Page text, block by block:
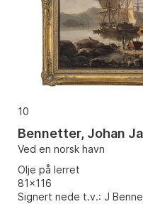
10
Bennetter, Johan
Ved en norsk havn
Olje på lerret
81x116
Signert nede t.v.: J